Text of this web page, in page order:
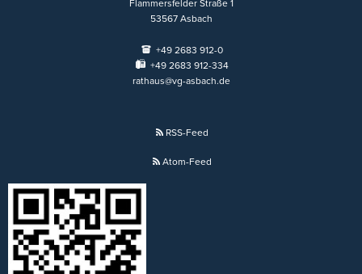
Flammersfelder Straße 1
53567 Asbach
+49 2683 912-0
+49 2683 912-334
rathaus@vg-asbach.de
RSS-Feed
Atom-Feed